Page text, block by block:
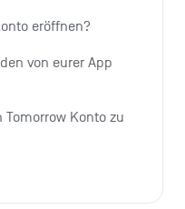
eröffnen?
von eurer App
Konto zu